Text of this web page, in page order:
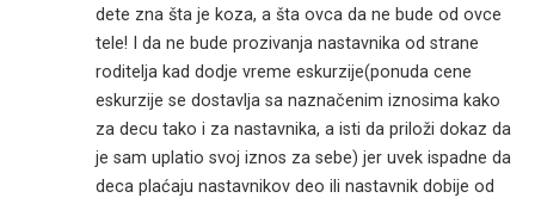
dete zna šta je koza, a šta ovca da ne bude od ovce
tele! I da ne bude prozivanja nastavnika od strane
roditelja kad dodje vreme eskurzije(ponuda cene
eskurzije se dostavlja sa naznačenim iznosima kako
za decu tako i za nastavnika, a isti da priloži dokaz da
je sam uplatio svoj iznos za sebe) jer uvek ispadne da
deca plaćaju nastavnikov deo ili nastavnik dobije od